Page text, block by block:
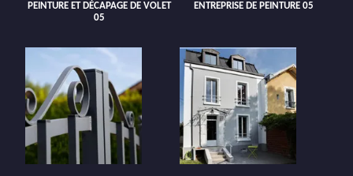
PEINTURE ET DÉCAPAGE DE VOLET
05
ENTREPRISE DE PEINTURE 05